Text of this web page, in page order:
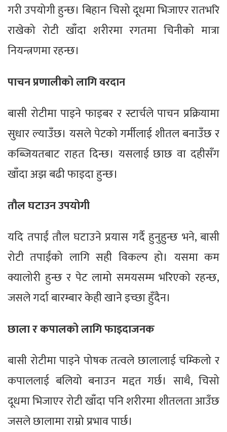
गरी उपयोगी हुन्छ। बिहान चिसो दूधमा भिजाएर रातभरि
राखेको रोटी खाँदा शरीरमा रगतमा चिनीको मात्रा
नियन्त्रणमा रहन्छ।
पाचन प्रणालीको लागि वरदान
बासी रोटीमा पाइने फाइबर र स्टार्चले पाचन प्रक्रियामा
सुधार ल्याउँछ। यसले पेटको गर्मीलाई शीतल बनाउँछ र
कब्जियतबाट राहत दिन्छ। यसलाई छाछ वा दहीसँग
खाँदा अझ बढी फाइदा हुन्छ।
तौल घटाउन उपयोगी
यदि तपाईं तौल घटाउने प्रयास गर्दै हुनुहुन्छ भने, बासी
रोटी तपाईंको लागि सही विकल्प हो। यसमा कम
क्यालोरी हुन्छ र पेट लामो समयसम्म भरिएको रहन्छ,
जसले गर्दा बारम्बार केही खाने इच्छा हुँदैन।
छाला र कपालको लागि फाइदाजनक
बासी रोटीमा पाइने पोषक तत्वले छालालाई चम्किलो र
कपाललाई बलियो बनाउन मद्दत गर्छ। साथै, चिसो
दूधमा भिजाएर रोटी खाँदा पनि शरीरमा शीतलता आउँछ
जसले छालामा राम्रो प्रभाव पार्छ।